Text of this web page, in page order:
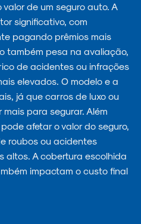
de um seguro auto. A
significativo, com
pagando prêmios mais
também pesa na avaliação,
de acidentes ou infrações
elevados. O modelo e a
já que carros de luxo ou
para segurar. Além
afetar o valor do seguro,
roubos ou acidentes
altos. A cobertura escolhida
impactam o custo final